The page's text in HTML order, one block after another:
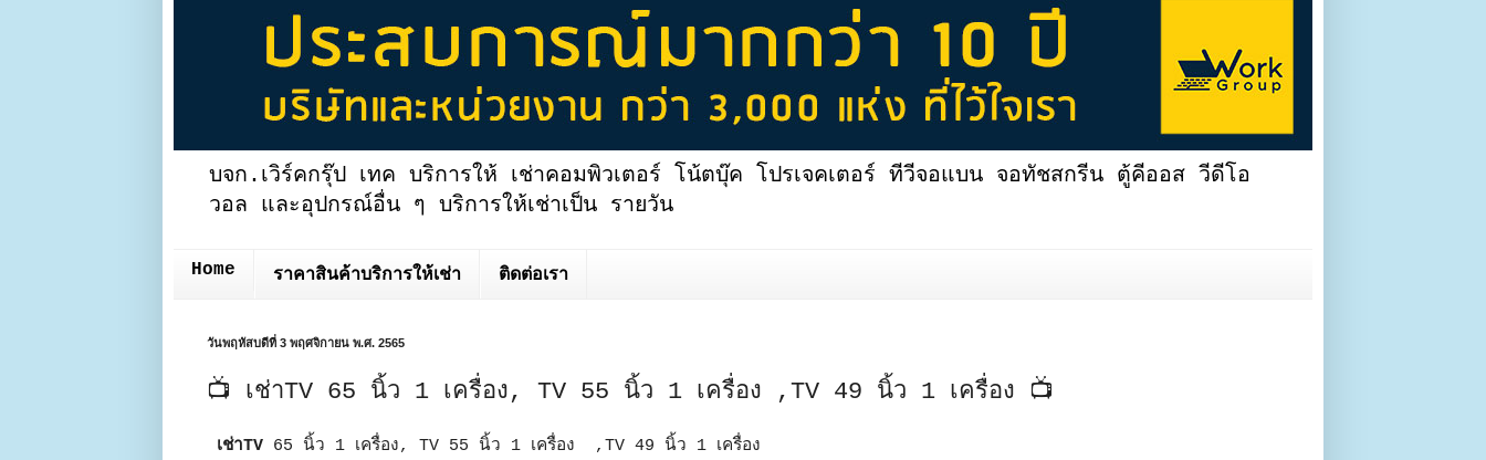
บจก.เวิร์คกรุ๊ป เทค บริการให้ เช่าคอมพิวเตอร์ โน้ตบุ๊ค โปรเจคเตอร์ ทีวีจอแบน จอทัชสกรีน ตู้คีออส วีดีโอ
วอล และอุปกรณ์อื่น ๆ บริการให้เช่าเป็น รายวัน
Home ราคาสินค้าบริการให้เช่า ติดต่อเรา
วันพฤหัสบดีที่ 3 พฤศจิกายน พ.ศ. 2565
📺 เช่าTV 65 นิ้ว 1 เครื่อง, TV 55 นิ้ว 1 เครื่อง ,TV 49 นิ้ว 1 เครื่อง 📺
เช่าTV 65 นิ้ว 1 เครื่อง, TV 55 นิ้ว 1 เครื่อง ,TV 49 นิ้ว 1 เครื่อง